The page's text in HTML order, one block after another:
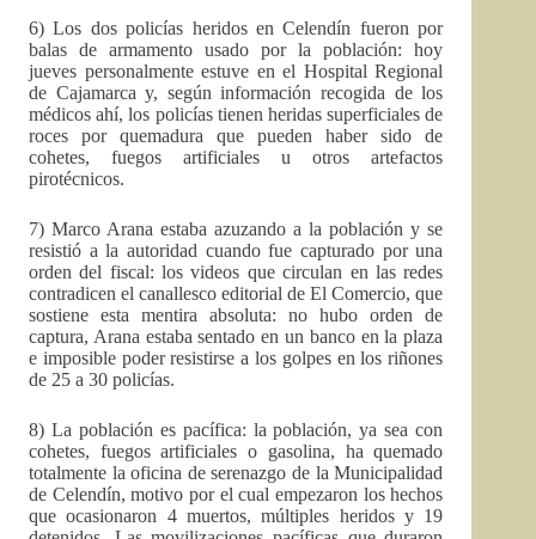
6) Los dos policías heridos en Celendín fueron por
balas de armamento usado por la población: hoy
jueves personalmente estuve en el Hospital Regional
de Cajamarca y, según información recogida de los
médicos ahí, los policías tienen heridas superficiales de
roces por quemadura que pueden haber sido de
cohetes, fuegos artificiales u otros artefactos
pirotécnicos.
7) Marco Arana estaba azuzando a la población y se
resistió a la autoridad cuando fue capturado por una
orden del fiscal: los videos que circulan en las redes
contradicen el canallesco editorial de El Comercio, que
sostiene esta mentira absoluta: no hubo orden de
captura, Arana estaba sentado en un banco en la plaza
e imposible poder resistirse a los golpes en los riñones
de 25 a 30 policías.
8) La población es pacífica: la población, ya sea con
cohetes, fuegos artificiales o gasolina, ha quemado
totalmente la oficina de serenazgo de la Municipalidad
de Celendín, motivo por el cual empezaron los hechos
que ocasionaron 4 muertos, múltiples heridos y 19